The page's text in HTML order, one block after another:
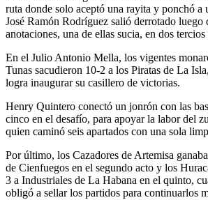
ruta donde solo aceptó una rayita y ponchó a
José Ramón Rodríguez salió derrotado luego
anotaciones, una de ellas sucia, en dos
En el Julio Antonio Mella, los vigentes
Tunas sacudieron 10-2 a los Piratas de La
logra inaugurar su casillero de victorias.
Henry Quintero conectó un jonrón con las
cinco en el desafío, para apoyar la labor del
quien caminó seis apartados con una sola
Por último, los Cazadores de Artemisa
de Cienfuegos en el segundo acto y los
3 a Industriales de La Habana en el quinto,
obligó a sellar los partidos para continuarlos